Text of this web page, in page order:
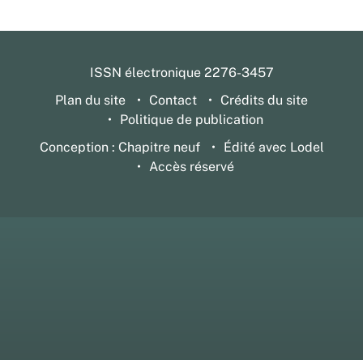
ISSN électronique 2276-3457
Plan du site
Contact
Crédits du site
Politique de publication
Conception : Chapitre neuf
Édité avec Lodel
Accès réservé